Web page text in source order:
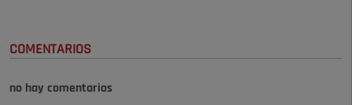
COMENTARIOS
no hay comentarios